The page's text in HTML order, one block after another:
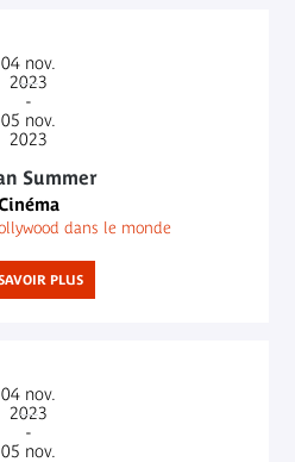
04 nov.
2023
-
05 nov.
2023
Summer
dans le monde
PLUS
04 nov.
2023
-
05 nov.